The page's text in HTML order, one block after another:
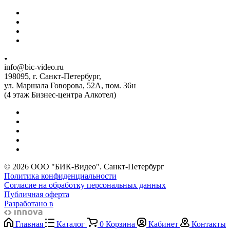
info@bic-video.ru
198095, г. Санкт-Петербург,
ул. Маршала Говорова, 52А, пом. 36н
(4 этаж Бизнес-центра Алкотел)
© 2026 ООО "БИК-Видео". Санкт-Петербург
Политика конфиденциальности
Согласие на обработку персональных данных
Публичная оферта
Разработано в
Главная Каталог 0 Корзина Кабинет Контакты